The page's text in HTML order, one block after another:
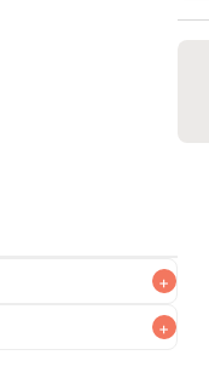
+
+